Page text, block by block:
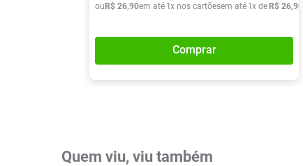
ou R$ 26,90em até 1x nos cartõesem até 1x de R$ 26,90
Comprar
Quem viu, viu também